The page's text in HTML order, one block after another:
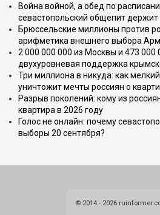
Война войной, а обед по
севастопольский общепит держит
Брюссельские миллионы против
арифметика внешнего выбора
2 000 000 000 из Москвы и 473
двухуровневая поддержка
Три миллиона в никуда: как
уничтожит мечты россиян о
Разрыв поколений: кому из
квартира в 2026 году
Голос не онлайн: почему
выборы 20 сентября?
© 2014 - 2026